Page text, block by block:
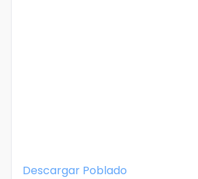
Descargar Poblado